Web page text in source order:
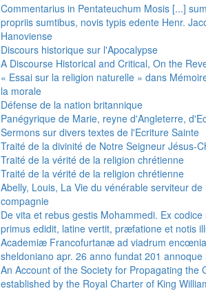
Commentarius in Pentateuchum Mosis [...]
propriis sumtibus, novis typis edente Henr.
Hanoviense
Discours historique sur l'Apocalypse
A Discourse Historical and Critical, On the
« Essai sur la religion naturelle » dans
la morale
Défense de la nation britannique
Panégyrique de Marie, reyne d'Angleterre,
Sermons sur divers textes de l'Ecriture Sainte
Traité de la divinité de Notre Seigneur Jésus-
Traité de la vérité de la religion chrétienne
Traité de la vérité de la religion chrétienne
Abelly, Louis, La Vie du vénérable serviteur
compagnie
De vita et rebus gestis Mohammedi. Ex
primus edidit, latine vertit, præfatione et notis
Academiæ Francofurtanæ ad viadrum
sheldoniano apr. 26 anno fundat 201
An Account of the Society for Propagating the
established by the Royal Charter of King